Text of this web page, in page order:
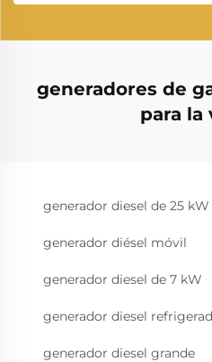
generadores de
para la
generador diesel de 25 kW
generador diésel móvil
generador diesel de 7 kW
generador diesel
generador diesel grande